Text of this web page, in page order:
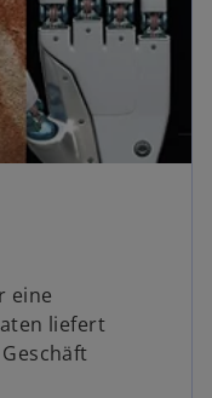
eine
liefert